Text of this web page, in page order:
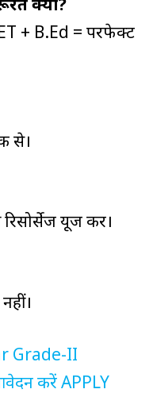
+ B.Ed = परफेक्ट
से।
यूज करें।
Grade-II
करें APPLY